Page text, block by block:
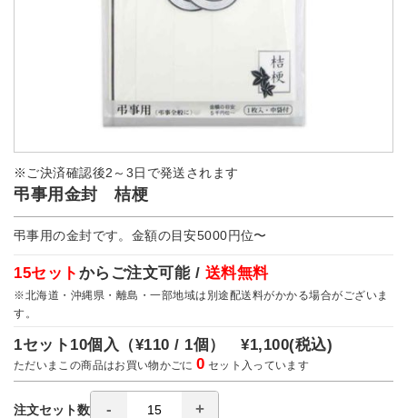
※ご決済確認後2～3日で発送されます
弔事用金封 桔梗
弔事用の金封です。金額の目安5000円位〜
15セット からご注文可能 / 送料無料
※北海道・沖縄県・離島・一部地域は別途配送料がかかる場合がございま
す。
1セット10個入（¥110 / 1個）¥1,100(税込)
ただいまこの商品はお買い物かごに0 セット入っています
注文セット数